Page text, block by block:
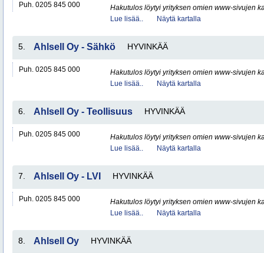
Puh. 0205 845 000
Hakutulos löytyi yrityksen omien www-sivujen
Lue lisää..
Näytä kartalla
5. Ahlsell Oy - Sähkö HYVINKÄÄ
Puh. 0205 845 000
Hakutulos löytyi yrityksen omien www-sivujen
Lue lisää..
Näytä kartalla
6. Ahlsell Oy - Teollisuus HYVINKÄÄ
Puh. 0205 845 000
Hakutulos löytyi yrityksen omien www-sivujen
Lue lisää..
Näytä kartalla
7. Ahlsell Oy - LVI HYVINKÄÄ
Puh. 0205 845 000
Hakutulos löytyi yrityksen omien www-sivujen
Lue lisää..
Näytä kartalla
8. Ahlsell Oy HYVINKÄÄ